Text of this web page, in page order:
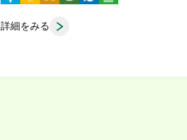
詳細をみる